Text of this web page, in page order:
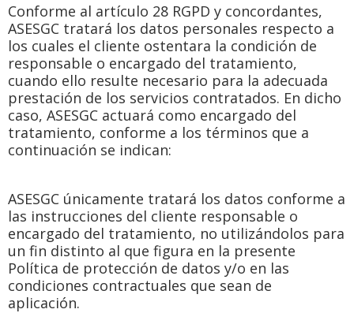
Conforme al artículo 28 RGPD y concordantes,
ASESGC tratará los datos personales respecto a
los cuales el cliente ostentara la condición de
responsable o encargado del tratamiento,
cuando ello resulte necesario para la adecuada
prestación de los servicios contratados. En dicho
caso, ASESGC actuará como encargado del
tratamiento, conforme a los términos que a
continuación se indican:
ASESGC únicamente tratará los datos conforme a
las instrucciones del cliente responsable o
encargado del tratamiento, no utilizándolos para
un fin distinto al que figura en la presente
Política de protección de datos y/o en las
condiciones contractuales que sean de
aplicación.